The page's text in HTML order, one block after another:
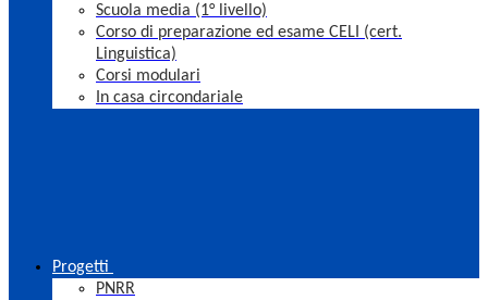
Scuola media (1° livello)
Corso di preparazione ed esame CELI (cert.
Linguistica)
Corsi modulari
In casa circondariale
Progetti
PNRR